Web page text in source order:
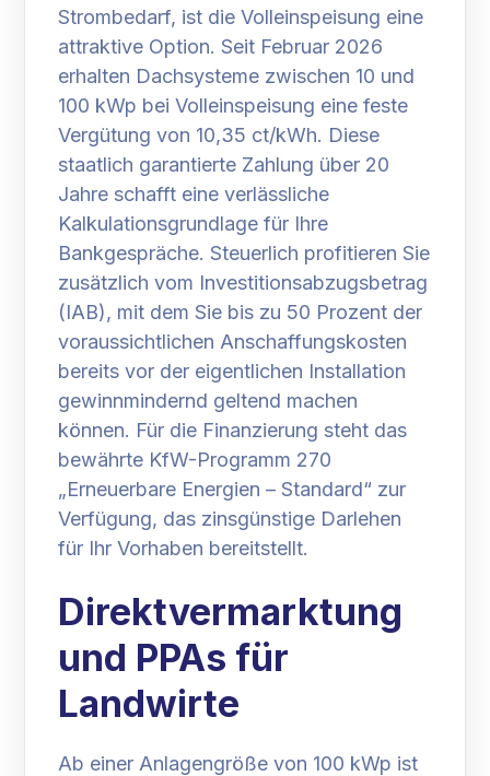
Strombedarf, ist die Volleinspeisung eine
attraktive Option. Seit Februar 2026
erhalten Dachsysteme zwischen 10 und
100 kWp bei Volleinspeisung eine feste
Vergütung von 10,35 ct/kWh. Diese
staatlich garantierte Zahlung über 20
Jahre schafft eine verlässliche
Kalkulationsgrundlage für Ihre
Bankgespräche. Steuerlich profitieren Sie
zusätzlich vom Investitionsabzugsbetrag
(IAB), mit dem Sie bis zu 50 Prozent der
voraussichtlichen Anschaffungskosten
bereits vor der eigentlichen Installation
gewinnmindernd geltend machen
können. Für die Finanzierung steht das
bewährte KfW-Programm 270
„Erneuerbare Energien – Standard“ zur
Verfügung, das zinsgünstige Darlehen
für Ihr Vorhaben bereitstellt.
Direktvermarktung
und PPAs für
Landwirte
Ab einer Anlagengröße von 100 kWp ist